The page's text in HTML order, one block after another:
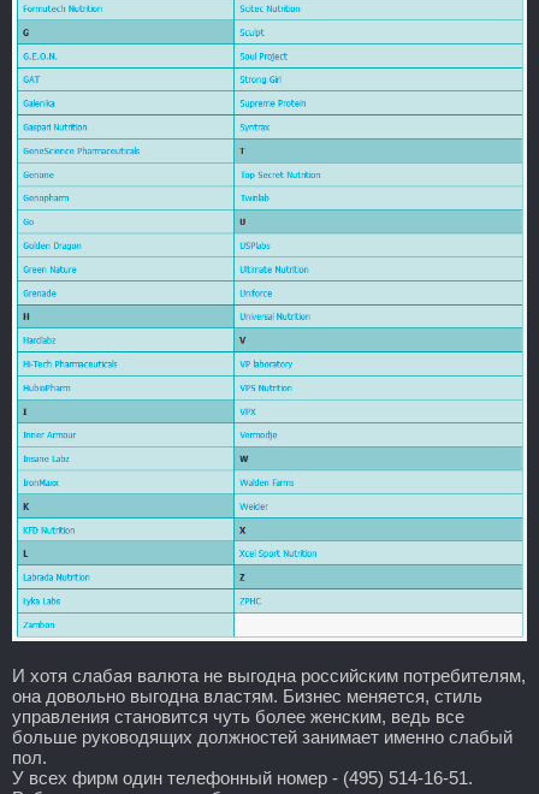
И хотя слабая валюта не выгодна российским потребителям,
она довольно выгодна властям. Бизнес меняется, стиль
управления становится чуть более женским, ведь все
больше руководящих должностей занимает именно слабый
пол.
У всех фирм один телефонный номер - (495) 514-16-51.